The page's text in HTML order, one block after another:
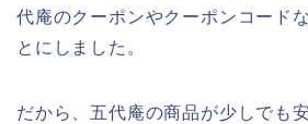
代庵のクーポンやクーポンコード
とにしました。
だから、五代庵の商品が少しでも